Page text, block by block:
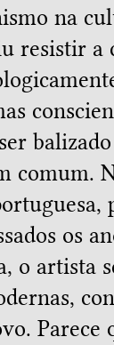
na
resistir a
comum.
os
o artista
Parece